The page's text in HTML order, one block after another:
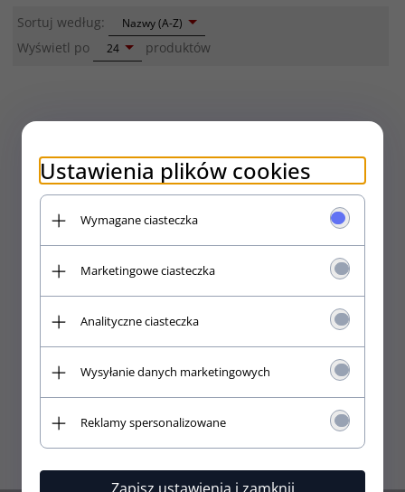
Sortuj według: sortNazwy (A-Z)
Wyświetl po pop
24 produktów
Preamp do akustyka FISHMAN Presys (OEM)
Ustawienia plików cookies
Wymagane ciasteczka
Marketingowe ciasteczka
Analityczne ciasteczka
Wysyłanie danych marketingowych
Reklamy spersonalizowane